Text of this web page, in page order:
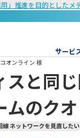
」推進を目的としたメ
サービ
オンライン 様
スと同
ムのク
線 ネットワークを見直したい